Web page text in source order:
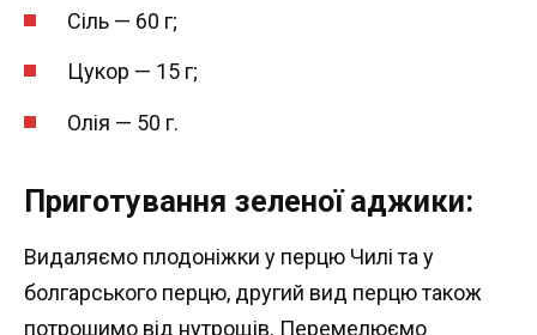
Сіль — 60 г;
Цукор — 15 г;
Олія — 50 г.
Приготування зеленої аджики:
Видаляємо плодоніжки у перцю Чилі та у
болгарського перцю, другий вид перцю також
потрошимо від нутрощів. Перемелюємо